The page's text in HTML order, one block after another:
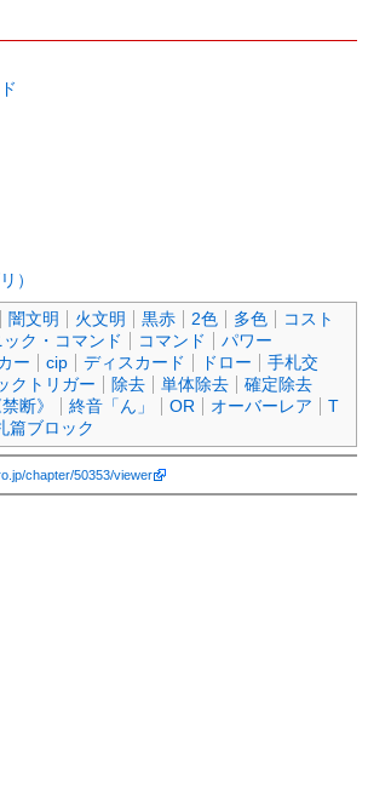
）
闇文明 火文明 黒赤 2色 多色
コスト
ック・コマンド コマンド
パワー
ー cip ディスカード ドロー
手札交
クトリガー 除去 単体除去
確定除去
禁断》 終音「ん」 OR オーバーレア
T
篇ブロック
chapter/50353/viewer